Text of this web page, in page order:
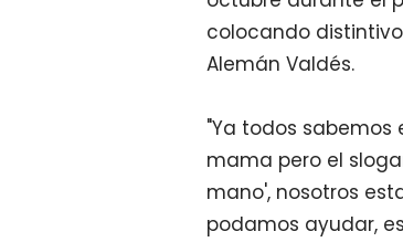
colocando
Alemán Valdés.
"Ya todos
mama pero el
mano', nosotros
podamos ayudar,